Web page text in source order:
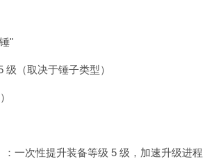
"
（取决于锤子类型）
一次性提升装备等级 5 级，加速升级进程